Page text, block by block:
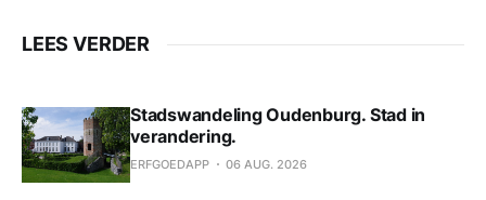
LEES VERDER
Stadswandeling Oudenburg. Stad in
verandering.
ERFGOEDAPP 06 AUG. 2026